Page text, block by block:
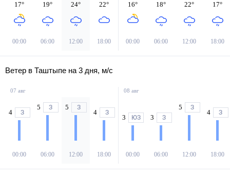
17°
00:00
19°
06:00
24°
12:00
22°
18:00
16°
00:00
18°
06:00
22°
12:00
17°
18:00
Ветер в Таштыпе на 3 дня, м/с
07 авг
4 З
00:00
5 З
06:00
5 З
12:00
4 З
18:00
08 авг
3 ЮЗ
00:00
3 З
06:00
5 З
12:00
4 З
18:00